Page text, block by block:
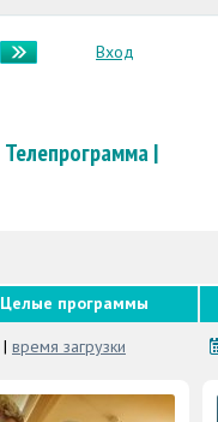
Вход
Телепрограмма|
Целые программы
| время загрузки